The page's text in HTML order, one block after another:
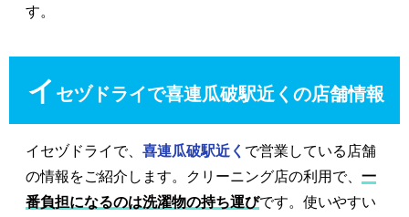
す。
イ セヅドライで喜連瓜破駅近くの店舗情報
イセヅドライで、 喜連瓜破駅近く で営業している店舗
の情報をご紹介します。クリーニング店の利用で、 一
番負担になるのは洗濯物の持ち運びです。使いやすい